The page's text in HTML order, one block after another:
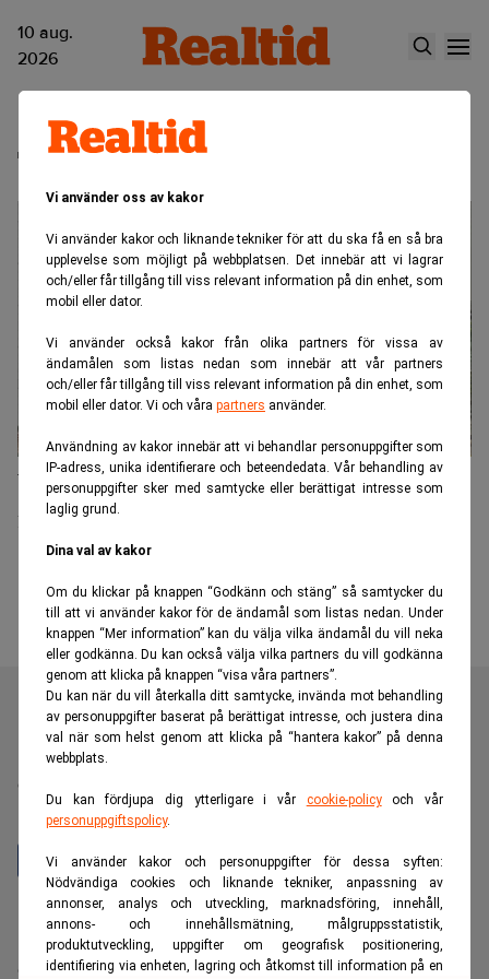
Vi använder oss av kakor
Vi använder kakor och liknande tekniker för att du ska få en så bra
upplevelse som möjligt på webbplatsen. Det innebär att vi lagrar
och/eller får tillgång till viss relevant information på din enhet, som
mobil eller dator.
Vi använder också kakor från olika partners för vissa av
ändamålen som listas nedan som innebär att vår partners
och/eller får tillgång till viss relevant information på din enhet, som
mobil eller dator. Vi och våra partners använder.
Användning av kakor innebär att vi behandlar personuppgifter som
IP-adress, unika identifierare och beteendedata. Vår behandling av
personuppgifter sker med samtycke eller berättigat intresse som
laglig grund.
Dina val av kakor
Om du klickar på knappen “Godkänn och stäng” så samtycker du
till att vi använder kakor för de ändamål som listas nedan. Under
knappen “Mer information” kan du välja vilka ändamål du vill neka
eller godkänna. Du kan också välja vilka partners du vill godkänna
genom att klicka på knappen “visa våra partners”.
Du kan när du vill återkalla ditt samtycke, invända mot behandling
av personuppgifter baserat på berättigat intresse, och justera dina
val när som helst genom att klicka på “hantera kakor” på denna
webbplats.
Du kan fördjupa dig ytterligare i vår cookie-policyoch vår
personuppgiftspolicy.
Vi använder kakor och personuppgifter för dessa syften:
Nödvändiga cookies och liknande tekniker, anpassning av
annonser, analys och utveckling, marknadsföring, innehåll,
annons- och innehållsmätning, målgruppsstatistik,
produktutveckling, uppgifter om geografisk positionering,
identifiering via enheten, lagring och åtkomst till information på en
10 aug.
2026
Tokyo
Världens största stad kan puttas ner
från tronen
Realtid är en oberoende och kostnadsfri nyhetskanal för
dig som vill fördjupa dig inom finans- och
näringslivsnyheter.
Hantera prenumeration
Integritetspolicy för personuppgifter
Cookiepolicy